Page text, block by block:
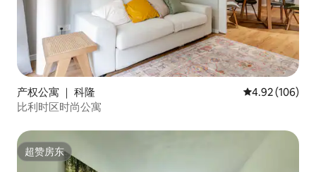
产权公寓 ｜ 科隆 平均评分 4.92
4.92 (106)
比利时区时尚公寓
超赞房东
超赞房东